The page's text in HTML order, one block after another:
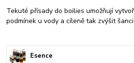
Tekuté přísady do boilies umožňují
podmínek u vody a cíleně tak zvýšit
Esence